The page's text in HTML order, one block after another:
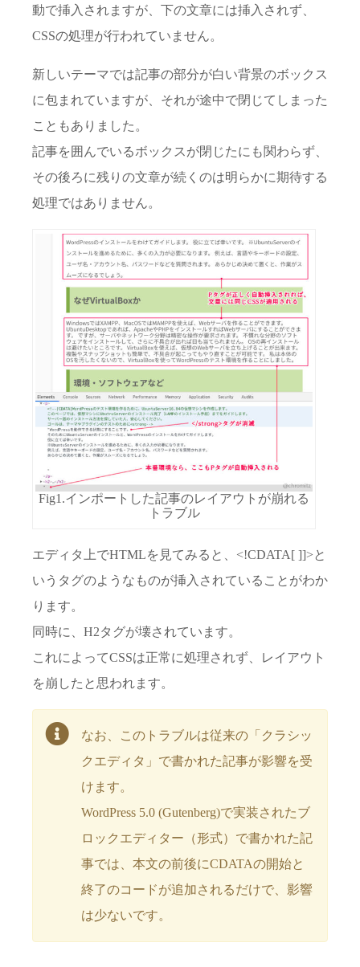
動で挿入されますが、下の文章には挿入されず、
CSSの処理が行われていません。
新しいテーマでは記事の部分が白い背景のボックス
に包まれていますが、それが途中で閉じてしまった
こともありました。
記事を囲んでいるボックスが閉じたにも関わらず、
その後ろに残りの文章が続くのは明らかに期待する
処理ではありません。
Fig1.インポートした記事のレイアウトが崩れる
トラブル
エディタ上でHTMLを見てみると、<!CDATA[ ]]>と
いうタグのようなものが挿入されていることがわか
ります。
同時に、H2タグが壊されています。
これによってCSSは正常に処理されず、レイアウト
を崩したと思われます。
なお、このトラブルは従来の「クラシッ
クエディタ」で書かれた記事が影響を受
けます。
WordPress 5.0 (Gutenberg)で実装されたブ
ロックエディター（形式）で書かれた記
事では、本文の前後にCDATAの開始と
終了のコードが追加されるだけで、影響
は少ないです。